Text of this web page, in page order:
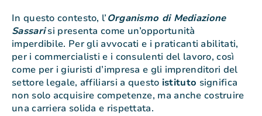
In questo contesto, l’Organismo di Mediazione
Sassarisi presenta come un’opportunità
imperdibile. Per gli avvocati e i praticanti abilitati,
per i commercialisti e i consulenti del lavoro, così
come per i giuristi d’impresa e gli imprenditori del
settore legale, affiliarsi a questo istituto significa
non solo acquisire competenze, ma anche costruire
una carriera solida e rispettata.